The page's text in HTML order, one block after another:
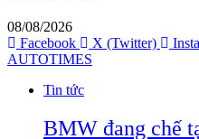
08/08/2026
Facebook
X (Twitter)
AUTOTIMES
Tin tức
BMW đang chế